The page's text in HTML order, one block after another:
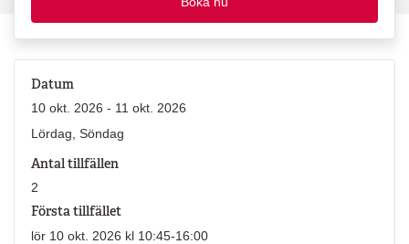
Datum
10 okt. 2026 - 11 okt. 2026
Lördag, Söndag
Antal tillfällen
2
Första tillfället
lör 10 okt. 2026 kl 10:45-16:00